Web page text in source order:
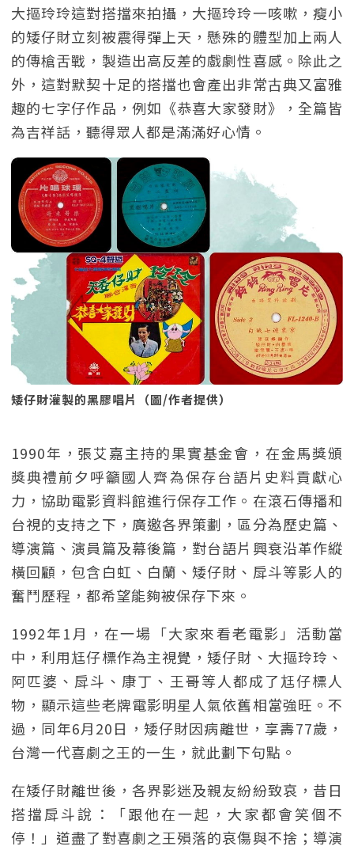
大摳玲玲這對搭擋來拍攝，大摳玲玲一咳嗽，瘦小
的矮仔財立刻被震得彈上天，懸殊的體型加上兩人
的傳槍舌戰，製造出高反差的戲劇性喜感。除此之
外，這對默契十足的搭擋也會產出非常古典又富雅
趣的七字仔作品，例如《恭喜大家發財》，全篇皆
為吉祥話，聽得眾人都是滿滿好心情。
矮仔財灌製的黑膠唱片（圖/作者提供）
1990年，張艾嘉主持的果實基金會，在金馬獎頒
獎典禮前夕呼籲國人齊為保存台語片史料貢獻心
力，協助電影資料館進行保存工作。在滾石傳播和
台視的支持之下，廣邀各界策劃，區分為歷史篇、
導演篇、演員篇及幕後篇，對台語片興衰沿革作縱
橫回顧，包含白虹、白蘭、矮仔財、戽斗等影人的
奮鬥歷程，都希望能夠被保存下來。
1992年1月，在一場「大家來看老電影」活動當
中，利用尪仔標作為主視覺，矮仔財、大摳玲玲、
阿匹婆、戽斗、康丁、王哥等人都成了尪仔標人
物，顯示這些老牌電影明星人氣依舊相當強旺。不
過，同年6月20日，矮仔財因病離世，享壽77歲，
台灣一代喜劇之王的一生，就此劃下句點。
在矮仔財離世後，各界影迷及親友紛紛致哀，昔日
搭擋戽斗說：「跟他在一起，大家都會笑個不
停！」道盡了對喜劇之王殞落的哀傷與不捨；導演